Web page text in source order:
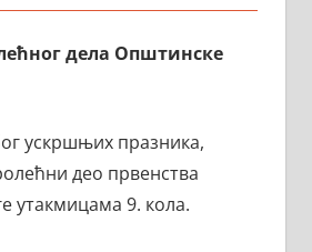
дела Општинске
ускршњих празника,
део првенства
утакмицама 9. кола.